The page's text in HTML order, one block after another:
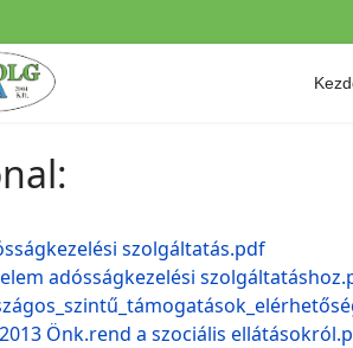
szolgáltatás.pdf
adósságkezelési
Önk.rend a szociális